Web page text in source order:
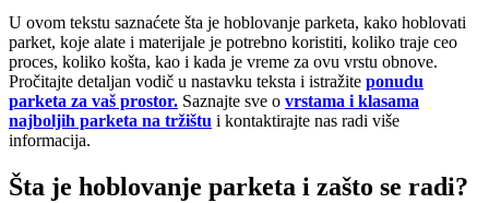
U ovom tekstu saznaćete šta je hoblovanje parketa, kako hoblovati
parket, koje alate i materijale je potrebno koristiti, koliko traje ceo
proces, koliko košta, kao i kada je vreme za ovu vrstu obnove.
Pročitajte detaljan vodič u nastavku teksta i istražite ponudu
parketa za vaš prostor. Saznajte sve o vrstama i klasama
najboljih parketa na tržištu i kontaktirajte nas radi više
informacija.
Šta je hoblovanje parketa i zašto se radi?